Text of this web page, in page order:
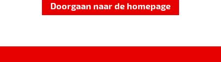
Doorgaan naar de homepage